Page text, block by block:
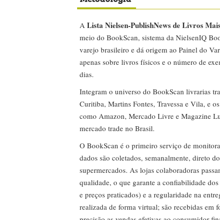
A Lista Nielsen-PublishNews de Livros
meio do BookScan, sistema da NielsenIQ
varejo brasileiro e dá origem ao Painel do
apenas sobre livros físicos e o número de
dias.
Integram o universo do BookScan livrarias
Curitiba, Martins Fontes, Travessa e Vila, e
como Amazon, Mercado Livre e Magazine
mercado trade no Brasil.
O BookScan é o primeiro serviço de
dados são coletados, semanalmente, direto
supermercados. As lojas colaboradoras
qualidade, o que garante a confiabilidade
e preços praticados) e a regularidade na
realizada de forma virtual; são recebidas em